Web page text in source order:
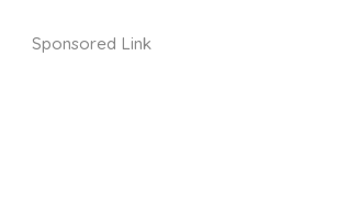
Sponsored Link